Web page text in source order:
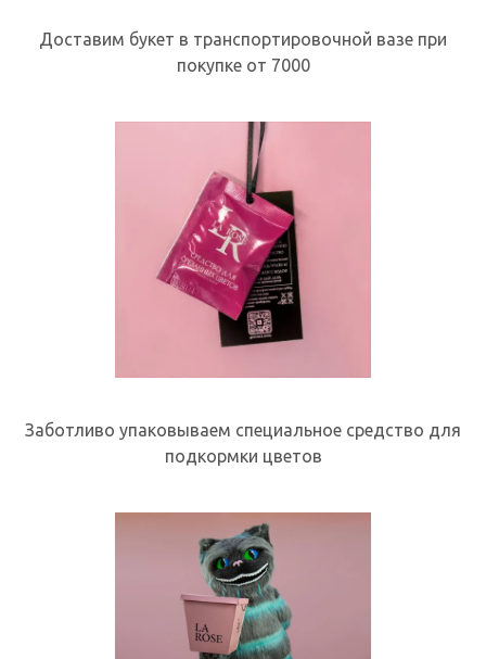
Доставим букет в транспортировочной вазе при
покупке от 7000
Заботливо упаковываем специальное средство для
подкормки цветов